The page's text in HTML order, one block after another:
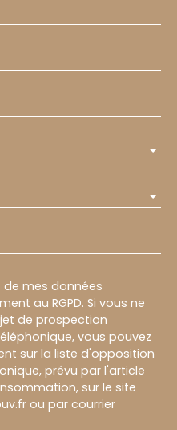
mes données
au RGPD. Si vous ne
de prospection
vous pouvez
sur la liste d'opposition
prévu par l'article
sur le site
ou par courrier